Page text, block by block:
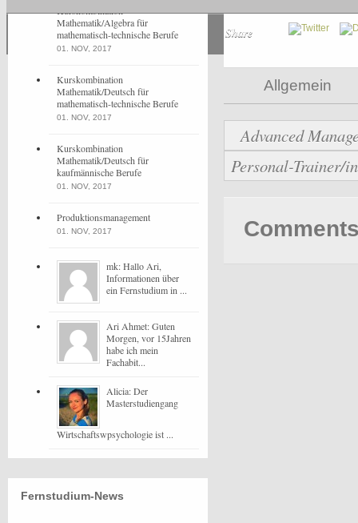
Share
Allgemein
Advanced
Personal-Trainer/
Kurskombination
Mathematik/Algebra für
mathematisch-technische Berufe
01. NOV, 2017
Kurskombination
Mathematik/Deutsch für
mathematisch-technische Berufe
01. NOV, 2017
Kurskombination
Mathematik/Deutsch für
kaufmännische Berufe
01. NOV, 2017
Produktionsmanagement
01. NOV, 2017
mk: Hallo Ari,
Informationen über
ein Fernstudium in ...
Ari Ahmet: Guten
Morgen, vor 15Jahren
habe ich mein
Fachabit...
Alicia: Der
Masterstudiengang
Wirtschaftswpsychologie ist ...
Fernstudium-News